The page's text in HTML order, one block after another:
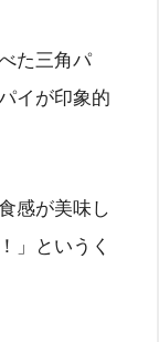
た三角パ
イが印象的
感が美味し
」というく